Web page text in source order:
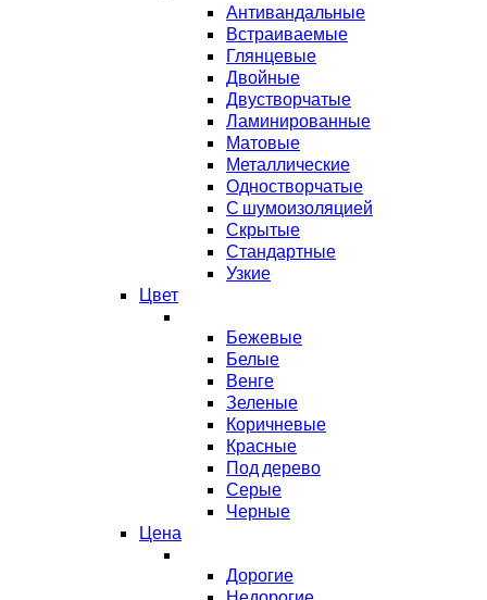
Антивандальные
Встраиваемые
Глянцевые
Двойные
Двустворчатые
Ламинированные
Матовые
Металлические
Одностворчатые
С шумоизоляцией
Скрытые
Стандартные
Узкие
Цвет
Бежевые
Белые
Венге
Зеленые
Коричневые
Красные
Под дерево
Серые
Черные
Цена
Дорогие